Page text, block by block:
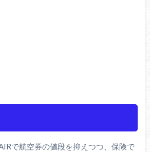
で航空券の値段を抑えつつ、保険で